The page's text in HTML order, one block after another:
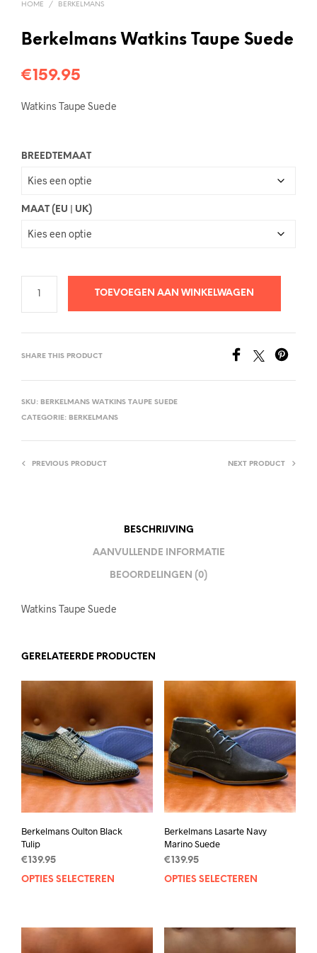
HOME / BERKELMANS
Berkelmans Watkins Taupe Suede
€159.95
Watkins Taupe Suede
BREEDTEMAAT
MAAT (EU | UK)
TOEVOEGEN AAN WINKELWAGEN
SHARE THIS PRODUCT
SKU: BERKELMANS WATKINS TAUPE SUEDE
CATEGORIE: BERKELMANS
PREVIOUS PRODUCT NEXT PRODUCT
BESCHRIJVING
AANVULLENDE INFORMATIE
BEOORDELINGEN (0)
Watkins Taupe Suede
GERELATEERDE PRODUCTEN
Berkelmans Oulton Black
Tulip
€ 139.95
OPTIES SELECTEREN
Dit
meerdere
variaties.
Berkelmans Lasarte Navy
Marino Suede
€ 139.95
OPTIES SELECTEREN